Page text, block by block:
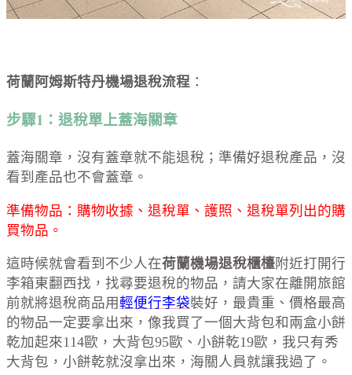
荷蘭阿姆斯特丹機場退稅流程 ：
步驟1：退稅單上蓋海關章
蓋海關章，沒有蓋章就不能退稅；準備好退稅產品，沒
看到產品也不會蓋章。
準備物品：購物收據、退稅單、護照、退稅單列出的購
買物品。
這時候就會看到不少人在荷蘭機場退稅櫃檯附近打開行
李箱東翻西找，找尋要退稅的物品，請大家在離開旅館
前就將退稅商品用輕便行李袋裝好，最貴重、價格最高
的物品一定要拿出來，像我買了一個大背包和兩盒小餅
乾加起來114歐，大背包95歐、小餅乾19歐，我只有秀
大背包，小餅乾就沒拿出來，海關人員就讓我過了。